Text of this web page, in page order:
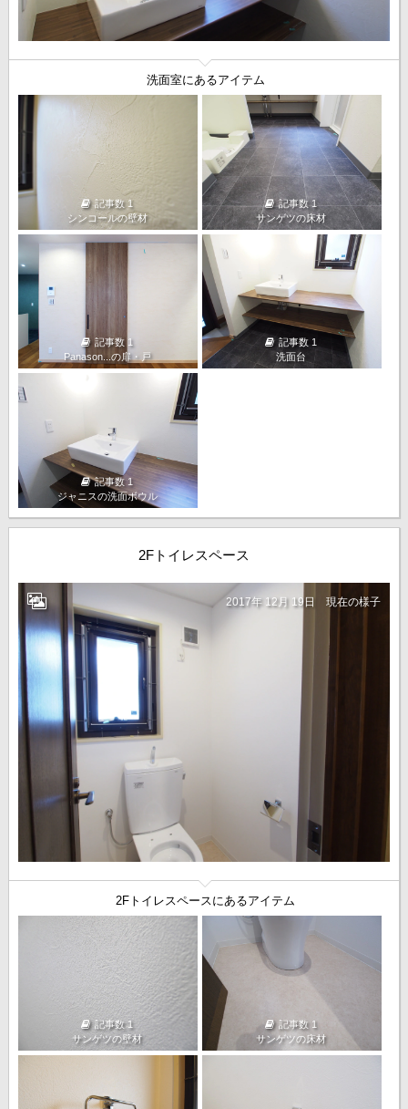
洗面室にあるアイテム
記事数 1
シンコールの壁材
記事数 1
サンゲツの床材
記事数 1
Panason...の扉・戸
記事数 1
洗面台
記事数 1
ジャニスの洗面ボウル
2Fトイレスペース
2017年 12月 19日 現在の様子
2Fトイレスペースにあるアイテム
記事数 1
サンゲツの壁材
記事数 1
サンゲツの床材